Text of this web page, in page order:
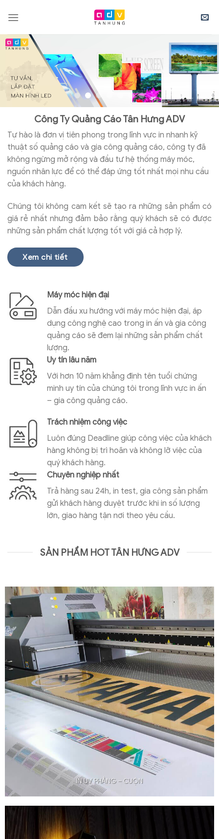
Công Ty Quảng Cáo Tân Hưng ADV
Tự hào là đơn vị tiên phong trong lĩnh vực in nhanh kỹ
thuật số quảng cáo và gia công quảng cáo, công ty đã
không ngừng mở rộng và đầu tư hệ thống máy móc,
nguồn nhân lực để có thể đáp ứng tốt nhất mọi nhu cầu
của khách hàng.
Chúng tôi không cam kết sẽ tạo ra những sản phẩm có
giá rẻ nhất nhưng đảm bảo rằng quý khách sẽ có được
những sản phẩm chất lượng tốt với giá cả hợp lý.
Xem chi tiết
Máy móc hiện đại
Dẫn đầu xu hướng với máy móc hiện đại, áp
dụng công nghệ cao trong in ấn và gia công
quảng cáo sẽ đem lại những sản phẩm chất
lượng.
Uy tín lâu năm
Với hơn 10 năm khẳng định tên tuổi chứng
minh uy tín của chúng tôi trong lĩnh vực in ấn
– gia công quảng cáo.
Trách nhiệm công việc
Luôn đúng Deadline giúp công việc của khách
hàng không bị trì hoãn và không lỡ việc của
quý khách hàng.
Chuyên nghiệp nhất
Trả hàng sau 24h, in test, gia công sản phẩm
gửi khách hàng duyệt trước khi in số lượng
lớn, giao hàng tận nơi theo yêu cầu.
SẢN PHẨM HOT TÂN HƯNG ADV
IN UV PHẲNG – CUỘN